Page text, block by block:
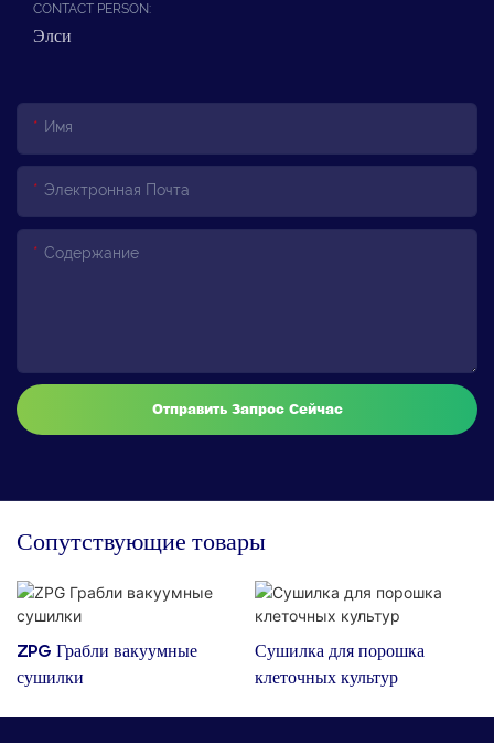
CONTACT PERSON:
Элси
Имя
Электронная Почта
Содержание
Отправить Запрос Сейчас
Сопутствующие товары
ZPG Грабли вакуумные
сушилки
Сушилка для порошка
клеточных культур